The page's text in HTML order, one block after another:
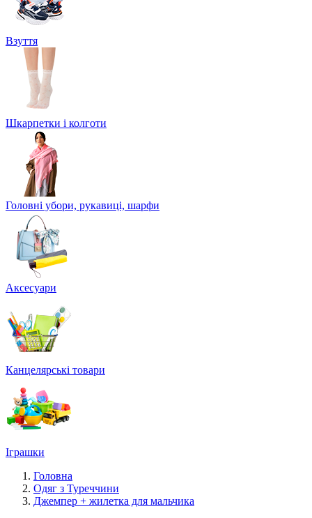
Взуття
Шкарпетки і колготи
Головні убори, рукавиці, шарфи
Аксесуари
Канцелярські товари
Іграшки
Головна
Одяг з Туреччини
Джемпер + жилетка для мальчика